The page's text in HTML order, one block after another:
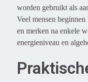
worden gebruikt als
Veel mensen
en merken na enkele
energieniveau en